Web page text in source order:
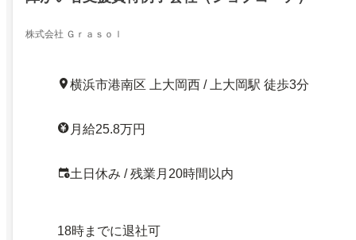
株式会社 Ｇｒａｓｏｌ
横浜市港南区 上大岡西 / 上大岡駅 徒歩3分
月給25.8万円
土日休み / 残業月20時間以内
18時までに退社可